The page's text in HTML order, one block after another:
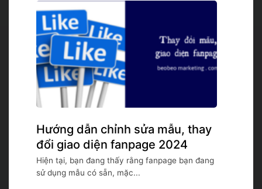
Hướng dẫn chỉnh sửa mẫu, thay
đổi giao diện fanpage 2024
Hiện tại, bạn đang thấy rằng fanpage bạn đang
sử dụng mẫu có sẵn, mặc...